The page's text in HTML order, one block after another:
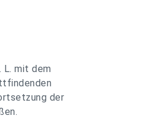
L. mit dem
der